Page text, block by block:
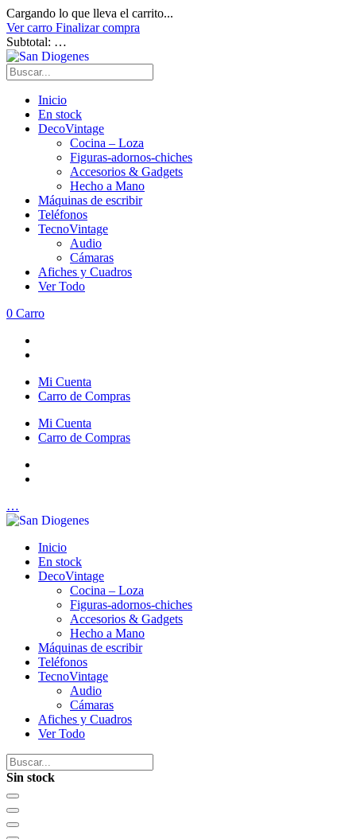
Cargando lo que lleva el carrito...
Ver carro Finalizar compra
Subtotal: …
Inicio
En stock
DecoVintage
Cocina – Loza
Figuras-adornos-chiches
Accesorios & Gadgets
Hecho a Mano
Máquinas de escribir
Teléfonos
TecnoVintage
Audio
Cámaras
Afiches y Cuadros
Ver Todo
0 Carro
Mi Cuenta
Carro de Compras
Mi Cuenta
Carro de Compras
…
Inicio
En stock
DecoVintage
Cocina – Loza
Figuras-adornos-chiches
Accesorios & Gadgets
Hecho a Mano
Máquinas de escribir
Teléfonos
TecnoVintage
Audio
Cámaras
Afiches y Cuadros
Ver Todo
Sin stock